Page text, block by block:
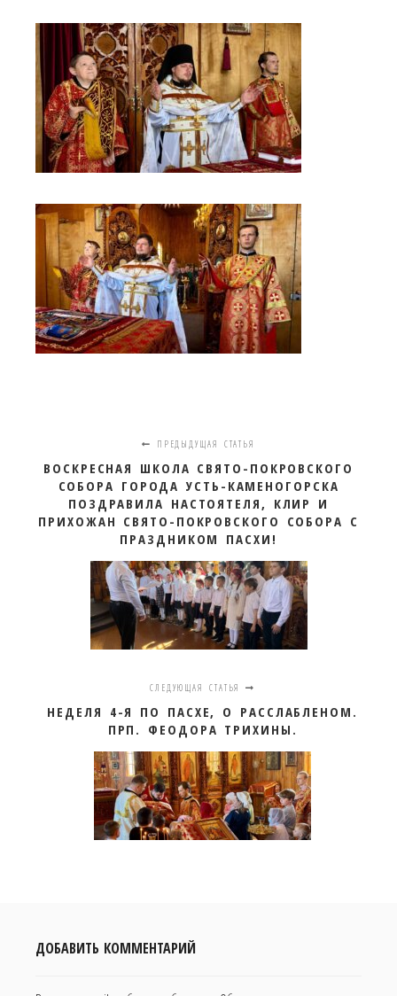
ПРЕДЫДУЩАЯ СТАТЬЯ
ВОСКРЕСНАЯ ШКОЛА СВЯТО-ПОКРОВСКОГО
СОБОРА ГОРОДА УСТЬ-КАМЕНОГОРСКА
ПОЗДРАВИЛА НАСТОЯТЕЛЯ, КЛИР И
ПРИХОЖАН СВЯТО-ПОКРОВСКОГО СОБОРА С
ПРАЗДНИКОМ ПАСХИ!
СЛЕДУЮЩАЯ СТАТЬЯ
НЕДЕЛЯ 4-Я ПО ПАСХЕ, О РАССЛАБЛЕНОМ.
ПРП. ФЕОДОРА ТРИХИНЫ.
ДОБАВИТЬ КОММЕНТАРИЙ